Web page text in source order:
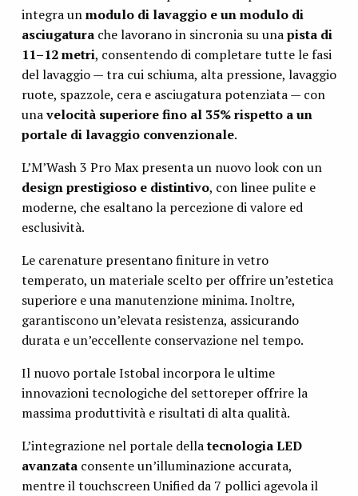
integra unmodulo di lavaggio e un modulo di
asciugatura che lavorano in sincronia su unapista di
11–12 metri, consentendo di completare tutte le fasi
del lavaggio — tra cui schiuma, alta pressione, lavaggio
ruote, spazzole, cera e asciugatura potenziata — con
unavelocità superiore fino al 35% rispetto a un
portale di lavaggio convenzionale.
L’M’Wash 3 Pro Max presenta un nuovo look con un
design prestigioso e distintivo, con linee pulite e
moderne, che esaltano la percezione di valore ed
esclusività.
Le carenature presentano finiture in vetro
temperato, un materiale scelto per offrire un’estetica
superiore e una manutenzione minima. Inoltre,
garantiscono un’elevata resistenza, assicurando
durata e un’eccellente conservazione nel tempo.
Il nuovo portale Istobal incorpora le ultime
innovazioni tecnologiche del settoreper offrire la
massima produttività e risultati di alta qualità.
L’integrazione nel portale dellatecnologia LED
avanzata consente un’illuminazione accurata,
mentre il touchscreen Unified da 7 pollici agevola il